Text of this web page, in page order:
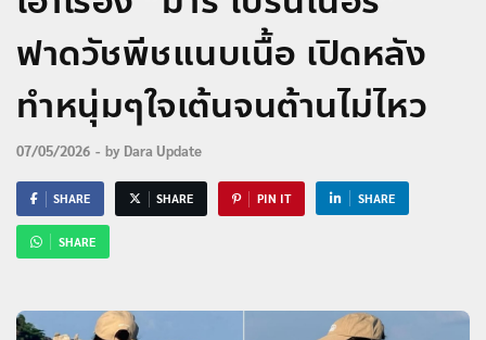
ฟาดวัชพีชแนบเนื้อ เปิดหลัง
ทำหนุ่มๆใจเต้นจนต้านไม่ไหว
07/05/2026 - by Dara Update
SHARE SHARE PIN IT SHARE
SHARE